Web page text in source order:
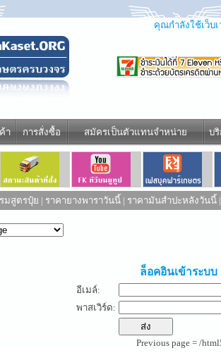
คุณกำลังใช้เว็บ
า การสั่งซื้อ สมัครเป็นตัวแทนจำหน่าย บ
มสูตรปุ๋ย | ราคายางพาราวันนี้ | ราคามันสำปะหลังวันนี้
ล็อคอินเข้าระบบ
อีเมล์:
พาสเวิร์ด:
Previous page = /